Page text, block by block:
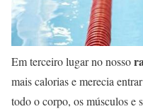
Em terceiro lugar no nosso
mais calorias e merecia
todo o corpo, os músculos e